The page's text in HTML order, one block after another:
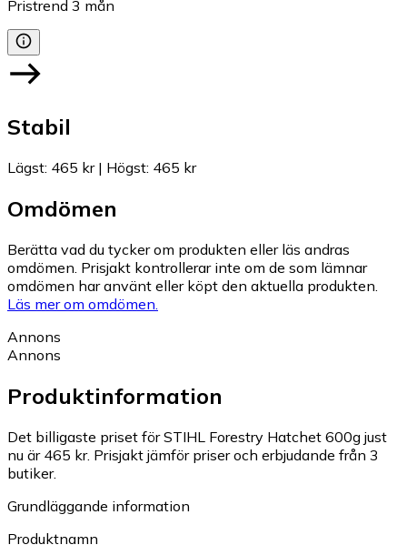
Pristrend 3 mån
Stabil
Lägst: 465 kr| Högst: 465 kr
Omdömen
Berätta vad du tycker om produkten eller läs andras
omdömen. Prisjakt kontrollerar inte om de som lämnar
omdömen har använt eller köpt den aktuella produkten.
Läs mer om omdömen.
Annons
Annons
Produktinformation
Det billigaste priset för STIHL Forestry Hatchet 600g just
nu är 465 kr. Prisjakt jämför priser och erbjudande från 3
butiker.
Grundläggande information
Produktnamn